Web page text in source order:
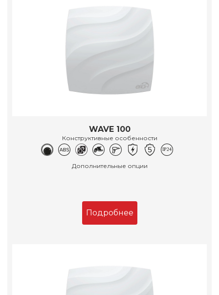
WAVE 100
Конструктивные особенности
Дополнительные опции
Подробнее